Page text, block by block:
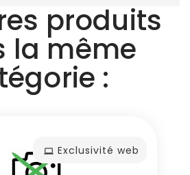
produits
la même
:
Exclusivité web